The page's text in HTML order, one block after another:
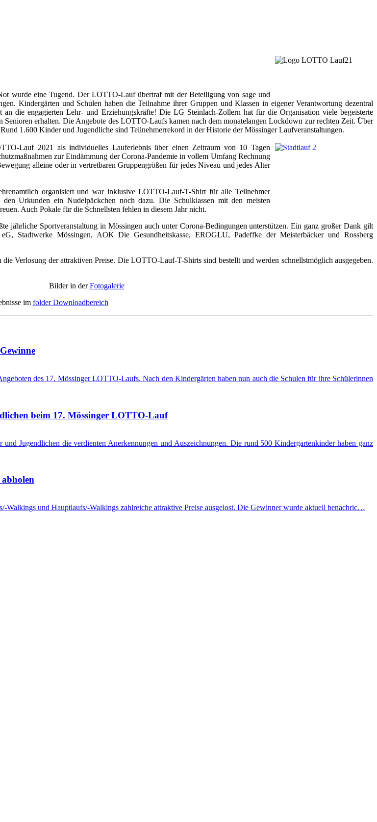
wurde eine Tugend. Der LOTTO-Lauf übertraf mit der Beteiligung von sage und
Kindergärten und Schulen haben die Teilnahme ihrer Gruppen und Klassen in eigener Verantwortung dezentral
an die engagierten Lehr- und Erziehungskräfte! Die LG Steinlach-Zollern hat für die Organisation viele begeisterte
erhalten. Die Angebote des LOTTO-Laufs kamen nach dem monatelangen Lockdown zur rechten Zeit. Über
1.600 Kinder und Jugendliche sind Teilnehmerrekord in der Historie der Mössinger Laufveranstaltungen.
Lauf 2021 als individuelles Lauferlebnis über einen Zeitraum von 10 Tagen
zur Eindämmung der Corona-Pandemie in vollem Umfang Rechnung
alleine oder in vertretbaren Gruppengrößen für jedes Niveau und jedes Alter
organisiert und war inklusive LOTTO-Lauf-T-Shirt für alle Teilnehmer
Urkunden ein Nudelpäckchen noch dazu. Die Schulklassen mit den meisten
Auch Pokale für die Schnellsten fehlen in diesem Jahr nicht.
jährliche Sportveranstaltung in Mössingen auch unter Corona-Bedingungen unterstützen. Ein ganz großer Dank gilt
Stadtwerke Mössingen, AOK Die Gesundheitskasse, EROGLU, Padeffke der Meisterbäcker und Rossberg
Verlosung der attraktiven Preise. Die LOTTO-Lauf-T-Shirts sind bestellt und werden schnellstmöglich ausgegeben.
Bilder in derFotogalerie
im folderDownloadbereich
des 17. Mössinger LOTTO-Laufs. Nach den Kindergärten haben nun auch die Schulen für ihre Schülerinnen
beim 17. Mössinger LOTTO-Lauf
Jugendlichen die verdienten Anerkennungen und Auszeichnungen. Die rund 500 Kindergartenkinder haben ganz
Walkings und Hauptlaufs/-Walkings zahlreiche attraktive Preise ausgelost. Die Gewinner wurde aktuell benachric…